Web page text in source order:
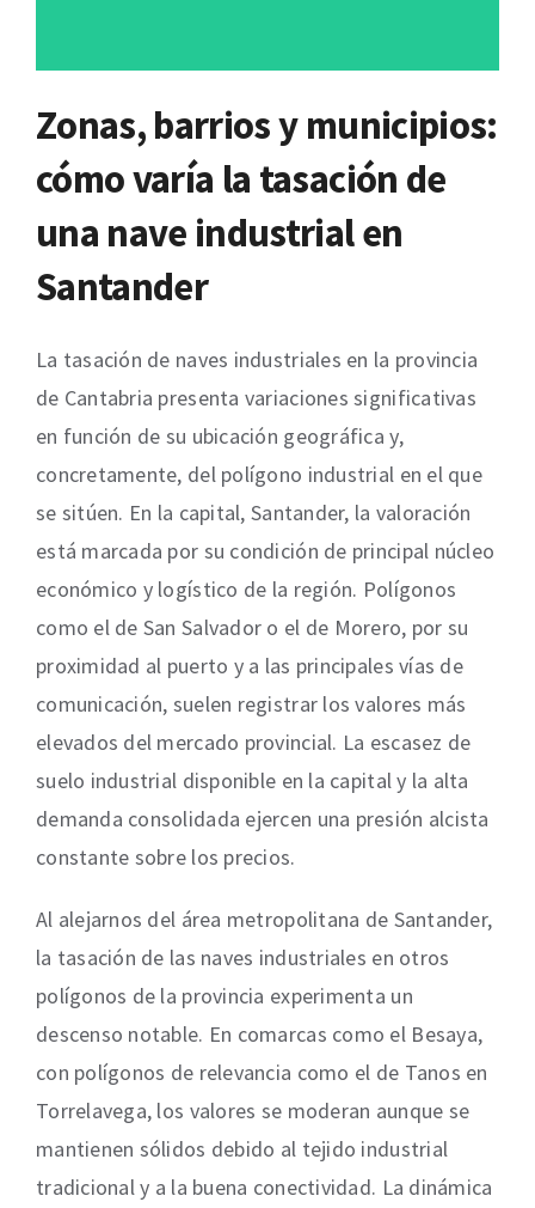
Zonas, barrios y municipios:
cómo varía la tasación de
una nave industrial en
Santander
La tasación de naves industriales en la provincia
de Cantabria presenta variaciones significativas
en función de su ubicación geográfica y,
concretamente, del polígono industrial en el que
se sitúen. En la capital, Santander, la valoración
está marcada por su condición de principal núcleo
económico y logístico de la región. Polígonos
como el de San Salvador o el de Morero, por su
proximidad al puerto y a las principales vías de
comunicación, suelen registrar los valores más
elevados del mercado provincial. La escasez de
suelo industrial disponible en la capital y la alta
demanda consolidada ejercen una presión alcista
constante sobre los precios.
Al alejarnos del área metropolitana de Santander,
la tasación de las naves industriales en otros
polígonos de la provincia experimenta un
descenso notable. En comarcas como el Besaya,
con polígonos de relevancia como el de Tanos en
Torrelavega, los valores se moderan aunque se
mantienen sólidos debido al tejido industrial
tradicional y a la buena conectividad. La dinámica